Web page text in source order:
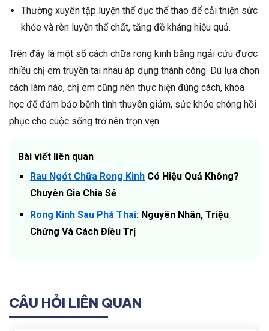
Thường xuyên tập luyện thể dục thể thao để cải thiện sức
khỏe và rèn luyện thể chất, tăng đề kháng hiệu quả.
Trên đây là một số cách chữa rong kinh bằng ngải cứu được
nhiều chị em truyền tai nhau áp dụng thành công. Dù lựa chọn
cách làm nào, chị em cũng nên thực hiện đúng cách, khoa
học để đảm bảo bệnh tình thuyên giảm, sức khỏe chóng hồi
phục cho cuộc sống trở nên trọn vẹn.
Bài viết liên quan
Rau Ngót Chữa Rong Kinh Có Hiệu Quả Không?
Chuyên Gia Chia Sẻ
Rong Kinh Sau Phá Thai: Nguyên Nhân, Triệu
Chứng Và Cách Điều Trị
CÂU HỎI LIÊN QUAN